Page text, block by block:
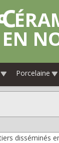
CÉRAMIQUE TRADITIONNELLE
EN
Porcelaine
disséminés